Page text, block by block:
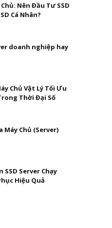
Nên Đầu Tư SSD
Cá Nhân?
doanh nghiệp hay
Chủ Vật Lý Tối Ưu
Thời Đại Số
Máy Chủ (Server)
SSD Server Chạy
Hiệu Quả